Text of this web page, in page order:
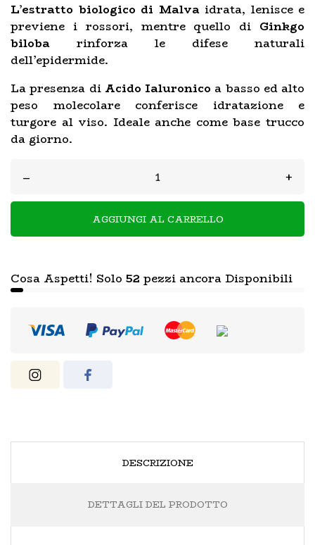
L’estratto biologico di Malvaidrata, lenisce e
previene i rossori, mentre quello di Ginkgo
biloba rinforza le difese naturali
dell’epidermide.
La presenza diAcido Ialuronico a basso ed alto
peso molecolare conferisce idratazione e
turgore al viso. Ideale anche come base trucco
da giorno.
– +
AGGIUNGI AL CARRELLO
Cosa Aspetti! Solo 52 pezzi ancora Disponibili
DESCRIZIONE
DETTAGLI DEL PRODOTTO